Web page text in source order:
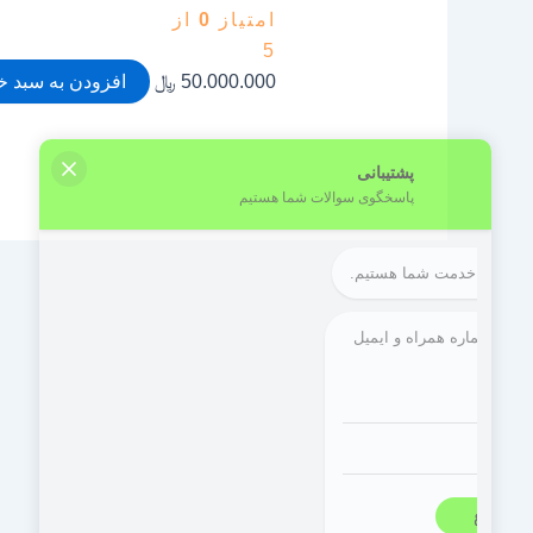
امتیاز 0 از
5
50.000.000 ﷼ افزودن به سبد